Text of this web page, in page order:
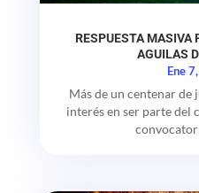
RESPUESTA MASIVA
AGUILAS
Ene
Más de un centenar de
interés en ser parte